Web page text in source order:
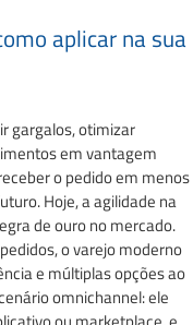
aplicar na sua
gargalos, otimizar
em vantagem
o pedido em menos
Hoje, a agilidade na
de ouro no mercado.
o varejo moderno
e múltiplas opções ao
omnichannel: ele